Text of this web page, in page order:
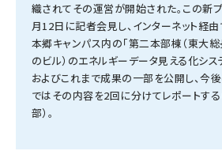
織されてその運営が開始された。この新
月12日に記者会見し、インターネット経
本郷キャンパス内の「第二本部棟（東大
のビル）のエネルギーデータ見える化シス
およびこれまで成果の一部を公開し、今
ではその内容を2回に分けてレポートす
部）。